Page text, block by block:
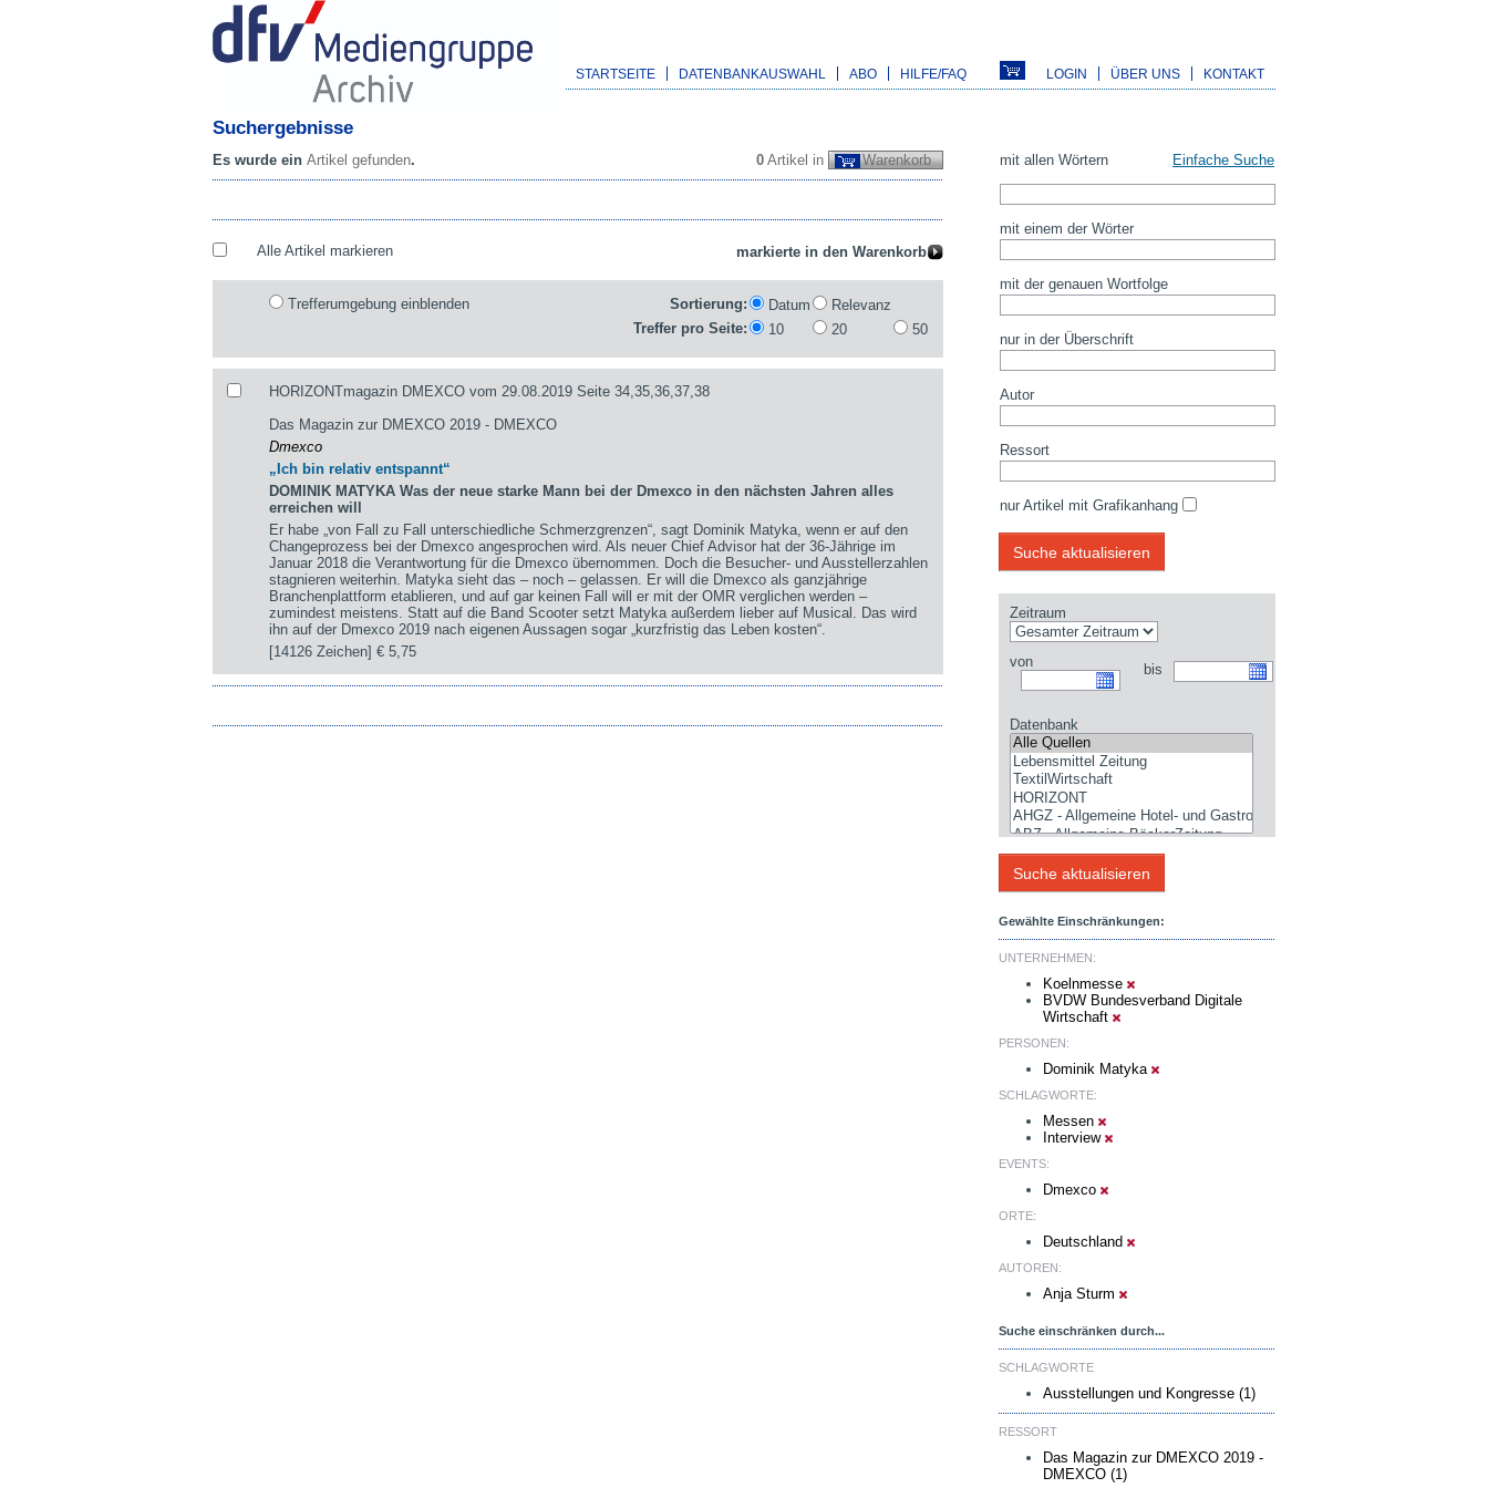
STARTSEITE DATENBANKAUSWAHL ABO HILFE/FAQ LOGIN ÜBER UNS KONTAKT
Suchergebnisse
0 Artikel in Warenkorb
Es wurde ein Artikel gefunden.
Alle Artikel markieren
Trefferumgebung einblenden Sortierung: Datum
Relevanz
Treffer pro Seite:
10 20 50
HORIZONTmagazin DMEXCO vom 29.08.2019 Seite 34,35,36,37,38
Das Magazin zur DMEXCO 2019 - DMEXCO
Dmexco
„Ich bin relativ entspannt“
DOMINIK MATYKA Was der neue starke Mann bei der Dmexco in den nächsten Jahren alles
erreichen will
Er habe „von Fall zu Fall unterschiedliche Schmerzgrenzen“, sagt Dominik Matyka, wenn er auf den
Changeprozess bei der Dmexco angesprochen wird. Als neuer Chief Advisor hat der 36-Jährige im
Januar 2018 die Verantwortung für die Dmexco übernommen. Doch die Besucher- und Ausstellerzahlen
stagnieren weiterhin. Matyka sieht das – noch – gelassen. Er will die Dmexco als ganzjährige
Branchenplattform etablieren, und auf gar keinen Fall will er mit der OMR verglichen werden –
zumindest meistens. Statt auf die Band Scooter setzt Matyka außerdem lieber auf Musical. Das wird
ihn auf der Dmexco 2019 nach eigenen Aussagen sogar „kurzfristig das Leben kosten“.
[14126 Zeichen]€ 5,75
mit allen Wörtern Einfache Suche
mit einem der Wörter
mit der genauen Wortfolge
nur in der Überschrift
Autor
Ressort
nur Artikel mit Grafikanhang
Zeitraum
von bis
Datenbank
Gewählte Einschränkungen:
UNTERNEHMEN:
Koelnmesse
BVDW Bundesverband Digitale
Wirtschaft
PERSONEN:
Dominik Matyka
SCHLAGWORTE:
Messen
Interview
EVENTS:
Dmexco
ORTE:
Deutschland
AUTOREN:
Anja Sturm
Suche einschränken durch...
SCHLAGWORTE
Ausstellungen und Kongresse (1)
RESSORT
Das Magazin zur DMEXCO 2019 -
DMEXCO (1)